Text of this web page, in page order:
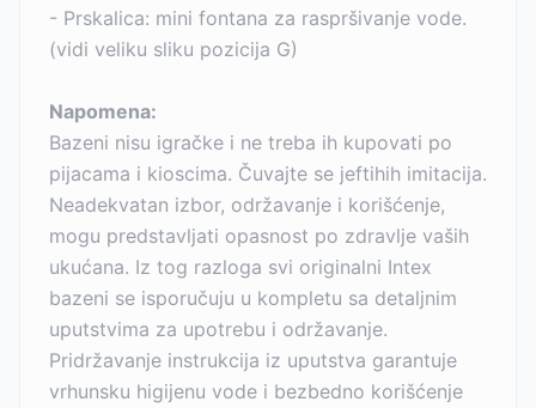
- Prskalica: mini fontana za raspršivanje vode.
(vidi veliku sliku pozicija G)
Napomena:
Bazeni nisu igračke i ne treba ih kupovati po
pijacama i kioscima. Čuvajte se jeftihih imitacija.
Neadekvatan izbor, održavanje i korišćenje,
mogu predstavljati opasnost po zdravlje vaših
ukućana. Iz tog razloga svi originalni Intex
bazeni se isporučuju u kompletu sa detaljnim
uputstvima za upotrebu i održavanje.
Pridržavanje instrukcija iz uputstva garantuje
vrhunsku higijenu vode i bezbedno korišćenje